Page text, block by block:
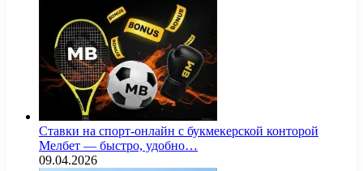
Ставки на спорт-онлайн с букмекерской конторой
Мелбет — быстро, удобно…
09.04.2026